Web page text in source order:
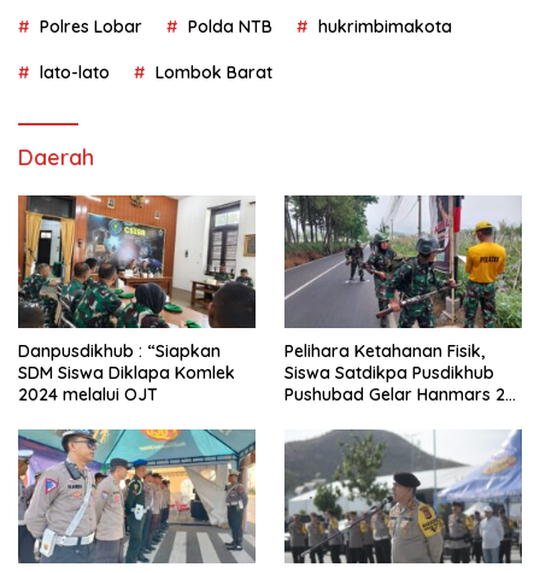
Polres Lobar Polda NTB hukrimbimakota
lato-lato Lombok Barat
Daerah
Danpusdikhub : “Siapkan
SDM Siswa Diklapa Komlek
2024 melalui OJT
Pelihara Ketahanan Fisik,
Siswa Satdikpa Pusdikhub
Pushubad Gelar Hanmars 25